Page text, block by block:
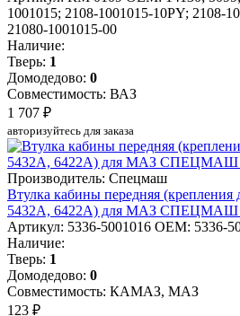
1001015; 2108-1001015-10PY; 2108-
21080-1001015-00
Наличие:
Тверь: 1
Домодедово: 0
Совместимость: ВАЗ
1 707 ₽
авторизуйтесь для заказа
Производитель: Спецмаш
Втулка кабины передняя (крепления
5432А, 6422А) для МАЗ СПЕЦМАШ
Артикул: 5336-5001016 OEM: 5336-
Наличие:
Тверь: 1
Домодедово: 0
Совместимость: КАМАЗ, МАЗ
123 ₽